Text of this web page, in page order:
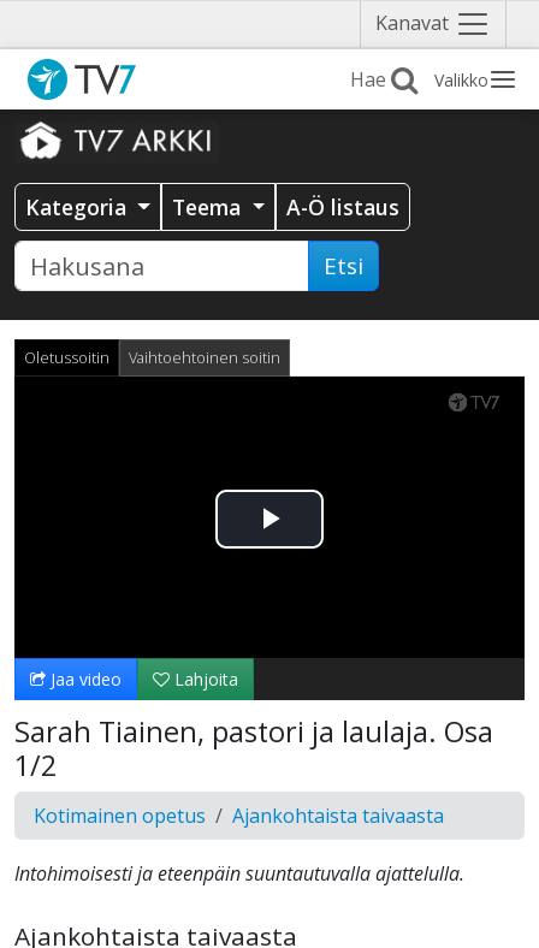
Kanavat Näytä
valikko
Valikko
Kategoria Teema A-Ö listaus
Etsi
Oletussoitin Vaihtoehtoinen soitin
Toista
Jaa video Lahjoita
Sarah Tiainen, pastori ja laulaja. Osa
1/2
Kotimainen opetus Ajankohtaista taivaasta
Intohimoisesti ja eteenpäin suuntautuvalla ajattelulla.
Ajankohtaista taivaasta